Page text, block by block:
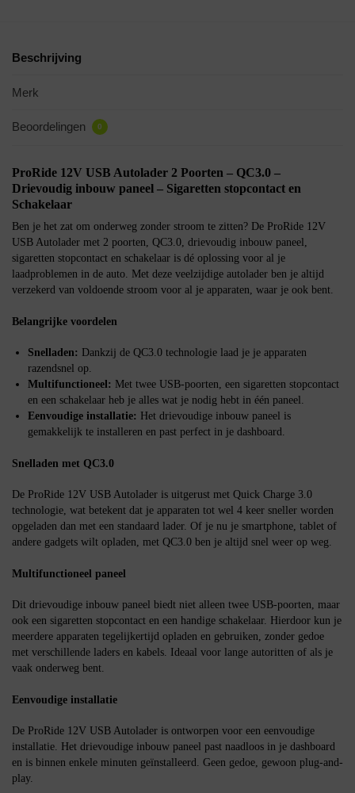
Beschrijving
Merk
Beoordelingen 0
ProRide 12V USB Autolader 2 Poorten – QC3.0 –
Drievoudig inbouw paneel – Sigaretten stopcontact en
Schakelaar
Ben je het zat om onderweg zonder stroom te zitten? De ProRide 12V
USB Autolader met 2 poorten, QC3.0, drievoudig inbouw paneel,
sigaretten stopcontact en schakelaar is dé oplossing voor al je
laadproblemen in de auto. Met deze veelzijdige autolader ben je altijd
verzekerd van voldoende stroom voor al je apparaten, waar je ook bent.
Belangrijke voordelen
Snelladen: Dankzij de QC3.0 technologie laad je je apparaten
razendsnel op.
Multifunctioneel: Met twee USB-poorten, een sigaretten stopcontact
en een schakelaar heb je alles wat je nodig hebt in één paneel.
Eenvoudige installatie: Het drievoudige inbouw paneel is
gemakkelijk te installeren en past perfect in je dashboard.
Snelladen met QC3.0
De ProRide 12V USB Autolader is uitgerust met Quick Charge 3.0
technologie, wat betekent dat je apparaten tot wel 4 keer sneller worden
opgeladen dan met een standaard lader. Of je nu je smartphone, tablet of
andere gadgets wilt opladen, met QC3.0 ben je altijd snel weer op weg.
Multifunctioneel paneel
Dit drievoudige inbouw paneel biedt niet alleen twee USB-poorten, maar
ook een sigaretten stopcontact en een handige schakelaar. Hierdoor kun je
meerdere apparaten tegelijkertijd opladen en gebruiken, zonder gedoe
met verschillende laders en kabels. Ideaal voor lange autoritten of als je
vaak onderweg bent.
Eenvoudige installatie
De ProRide 12V USB Autolader is ontworpen voor een eenvoudige
installatie. Het drievoudige inbouw paneel past naadloos in je dashboard
en is binnen enkele minuten geïnstalleerd. Geen gedoe, gewoon plug-and-
play.